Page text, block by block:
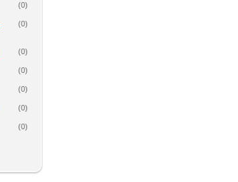
(0)
(0)
(0)
(0)
(0)
(0)
(0)